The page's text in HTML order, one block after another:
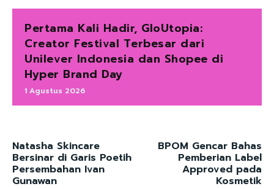
Pertama Kali Hadir, GloUtopia:
Creator Festival Terbesar dari
Unilever Indonesia dan Shopee di
Hyper Brand Day
1 Agustus 2026
Natasha Skincare
Bersinar di Garis Poetih
Persembahan Ivan
Gunawan
BPOM Gencar Bahas
Pemberian Label
Approved pada
Kosmetik